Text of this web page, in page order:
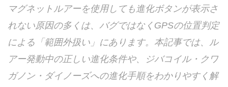
ダウンロード
サポート
言語選択
マグネットルアーを使用しても進化ボタンが表示さ
れない原因の多くは、バグではなくGPSの位置判定
による「範囲外扱い」にあります。本記事では、ル
アー発動中の正しい進化条件や、ジバコイル・クワ
ガノン・ダイノーズへの進化手順をわかりやすく解